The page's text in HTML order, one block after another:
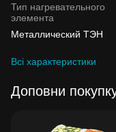
Тип нагревательного
элемента
Металлический ТЭН
Всі характеристики
Доповни